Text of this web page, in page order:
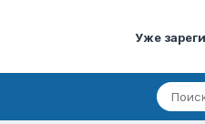
Уже